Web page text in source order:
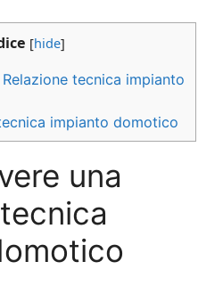
[hide]
tecnica impianto
impianto domotico​​
una